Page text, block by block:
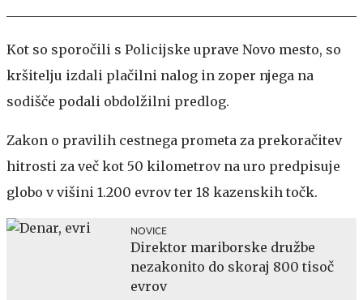
Kot so sporočili s Policijske uprave Novo mesto, so
kršitelju izdali plačilni nalog in zoper njega na
sodišče podali obdolžilni predlog.
Zakon o pravilih cestnega prometa za prekoračitev
hitrosti za več kot 50 kilometrov na uro predpisuje
globo v višini 1.200 evrov ter 18 kazenskih točk.
NOVICE
Direktor mariborske družbe
nezakonito do skoraj 800 tisoč
evrov